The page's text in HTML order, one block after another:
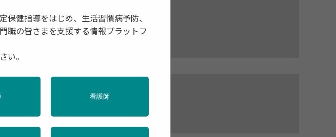
康リスクを高め
保健指導をはじめ、生活習慣病予防、
職の皆さまを支援する情報プラットフ
い。
看護師